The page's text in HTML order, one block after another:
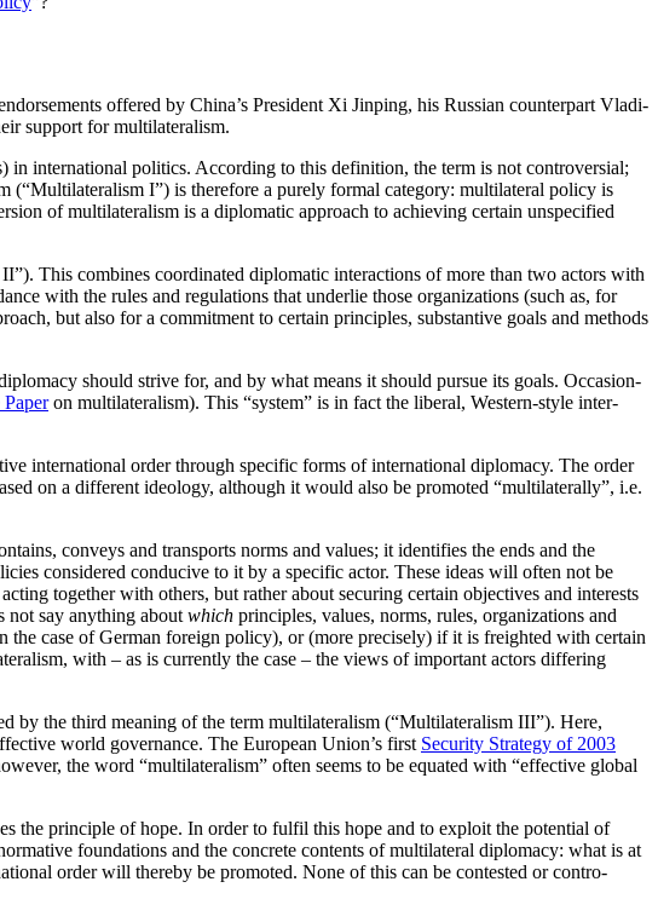
offered by China’s President Xi Jinping, his Russian counterpart Vladi­
support for multilateralism.
in international politics. According to this definition, the term is not contro­versial;
(“Multilateralism I”) is therefore a purely formal category: multilateral policy is
of multilateralism is a diplomatic approach to achieving certain unspecified
This combines coordinated diplo­matic interactions of more than two actors with
with the rules and regulations that underlie those organizations (such as, for
but also for a commitment to certain principles, substantive goals and methods
should strive for, and by what means it should pursue its goals. Occasion­
on multilateralism). This “system” is in fact the liberal, Western-style inter­
international order through specific forms of international diplomacy. The order
on a different ideology, although it would also be promoted “multi­laterally”, i.e.
conveys and transports norms and values; it identifies the ends and the
considered conducive to it by a specific actor. These ideas will often not be
together with others, but rather about secur­ing certain objectives and interests
not say anything about which principles, values, norms, rules, organizations and
case of German foreign policy), or (more precisely) if it is freighted with certain
with – as is currently the case – the views of important actors differing
by the third meaning of the term multilateralism (“Multilateralism III”). Here,
world governance. The European Union’s first Security Strategy of 2003
the word “multilateralism” often seems to be equated with “effective global
the principle of hope. In order to fulfil this hope and to exploit the potential of
foundations and the concrete contents of multilateral diplomacy: what is at
order will thereby be promoted. None of this can be contested or contro­